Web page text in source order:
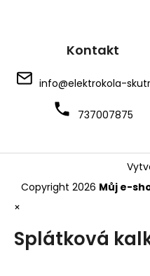
Kontakt
info@elektrokola-
737007875
Copyright 2026 Můj e-
×
Splátková